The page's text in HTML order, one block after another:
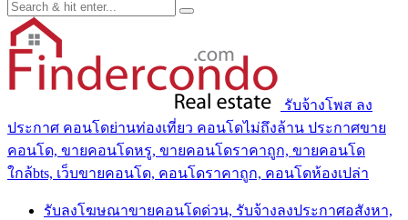
รับจ้างโพส ลง
ประกาศ คอนโดย่านท่องเที่ยว คอนโดไม่ถึงล้าน ประกาศขาย
คอนโด, ขายคอนโดหรู, ขายคอนโดราคาถูก, ขายคอนโด
ใกล้bts, เว็บขายคอนโด, คอนโดราคาถูก, คอนโดห้องเปล่า
รับลงโฆษณาขายคอนโดด่วน, รับจ้างลงประกาศอสังหา,